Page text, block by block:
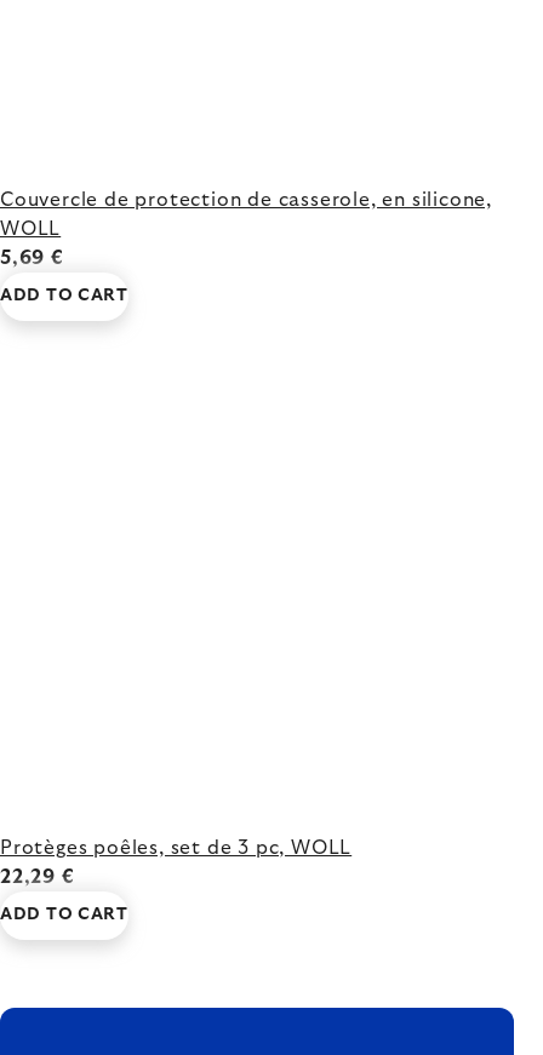
Couvercle de protection de casserole, en silicone,
WOLL
5,69 €
ADD TO CART
Protèges poêles, set de 3 pc, WOLL
22,29 €
ADD TO CART
FOOTER